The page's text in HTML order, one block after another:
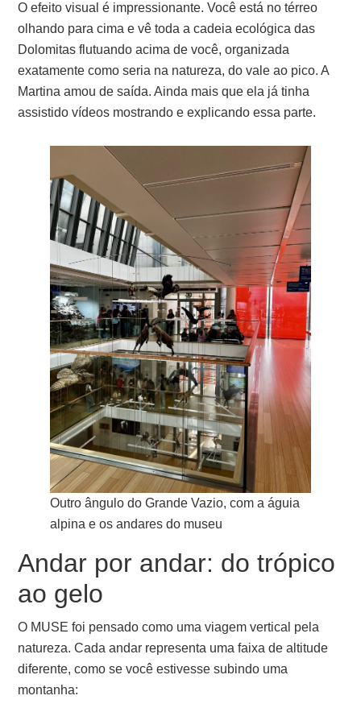
O efeito visual é impressionante. Você está no térreo
olhando para cima e vê toda a cadeia ecológica das
Dolomitas flutuando acima de você, organizada
exatamente como seria na natureza, do vale ao pico. A
Martina amou de saída. Ainda mais que ela já tinha
assistido vídeos mostrando e explicando essa parte.
Outro ângulo do Grande Vazio, com a águia
alpina e os andares do museu
Andar por andar: do trópico
ao gelo
O MUSE foi pensado como uma viagem vertical pela
natureza. Cada andar representa uma faixa de altitude
diferente, como se você estivesse subindo uma
montanha: